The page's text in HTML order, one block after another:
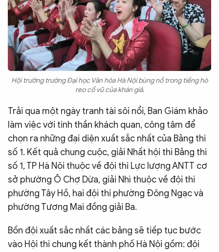
Hội trường trường Đại học Văn hóa Hà Nội bùng nổ trong tiếng hò
reo cổ vũ của khán giả.
Trải qua một ngày tranh tài sôi nổi, Ban Giám khảo
làm việc với tinh thần khách quan, công tâm để
chọn ra những đại diện xuất sắc nhất của Bảng thi
số 1. Kết quả chung cuộc, giải Nhất hội thi Bảng thi
số 1, TP Hà Nội thuộc về đội thi Lực lượng ANTT cơ
sở phường Ô Chợ Dừa, giải Nhì thuộc về đội thi
phường Tây Hồ, hai đội thi phường Đông Ngạc và
phường Tương Mai đồng giải Ba.
Bốn đội xuất sắc nhất các bảng sẽ tiếp tục bước
vào Hội thi chung kết thành phố Hà Nội gồm: đội